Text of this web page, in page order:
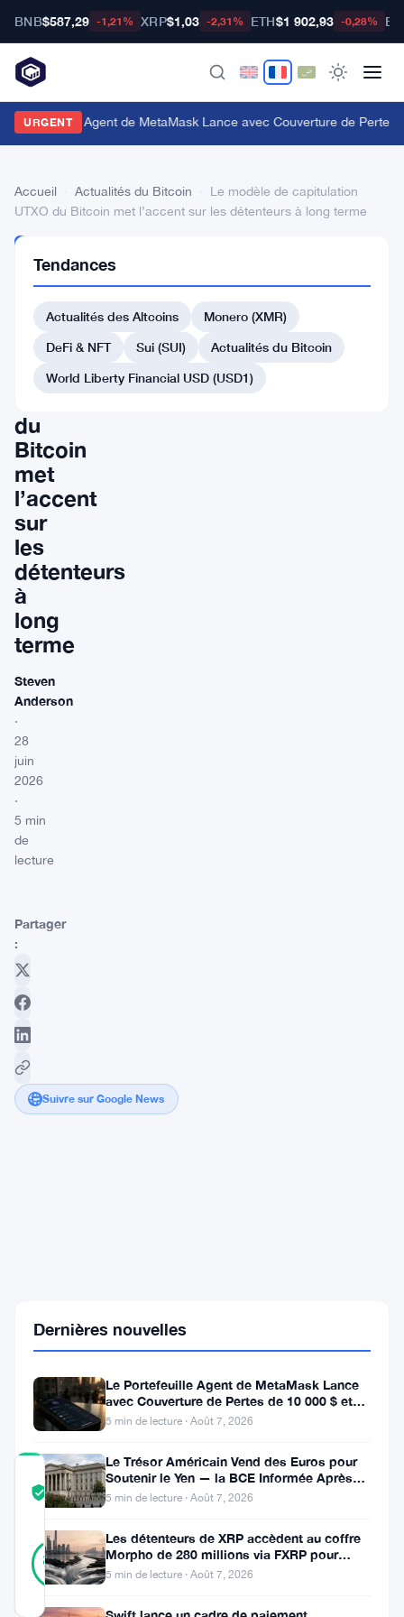
BNB$587,29 -1,21% XRP$1,03 -2,31% ETH$1 902,93 -0,28%
URGENT
Portefeuille Agent de MetaMask Lance avec Couverture de Pertes
Accueil Actualités du Bitcoin
Le modèle de capitulation
UTXO du Bitcoin met l’accent sur les détenteurs à long terme
DU BITCOIN
modèle
capitulation
du
Bitcoin
met
l’accent
sur
les
détenteurs
à
long
terme
Steven
Anderson
·
28
juin
2026
·
5 min
de
lecture
Partager
:
Suivre sur Google News
détenteurs
long
terme
COMMUNITY
TRUST
SCORE
Vérifié
89%
RÉEL
Vérifié
19
votes
Tendances
Actualités des Altcoins
Monero (XMR)
DeFi & NFT
Sui (SUI)
Actualités du Bitcoin
World Liberty Financial USD (USD1)
Dernières nouvelles
Le Portefeuille Agent de MetaMask Lance
avec Couverture de Pertes de 10 000 $ et
Modes de Trading Doubles
5 min de lecture · Août 7, 2026
Le Trésor Américain Vend des Euros pour
Soutenir le Yen — la BCE Informée Après
Coup
5 min de lecture · Août 7, 2026
Les détenteurs de XRP accèdent au coffre
Morpho de 280 millions via FXRP pour
emprunter des RLUSD
5 min de lecture · Août 7, 2026